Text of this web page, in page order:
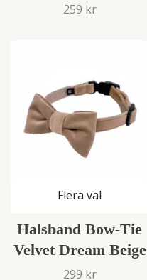
259 kr
Flera val
Halsband Bow-Tie
Velvet Dream Beige
299 kr